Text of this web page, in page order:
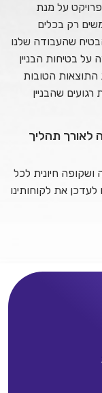
על מנת
רק בכלים
שהעבודה שלנו
על בטיחות הבניין
התוצאות הטובות
שהבניין
לאורך תהליך
ושקופה חיונית לכל
את לקוחותינו